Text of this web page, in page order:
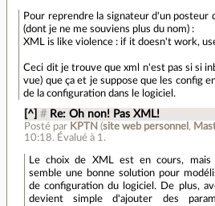
Pour reprendre la signateur d'un posteur
(dont je ne me souviens plus du nom) :
XML is like violence : if it doesn't work,
Ceci dit je trouve que xml n'est pas si si
vue) que ça et je suppose que les config
de la configuration dans le logiciel.
[^] # Re: Oh non! Pas XML!
Posté par KPTN (site web personnel ,
10:18.Évalué à 1.
Le choix de XML est en cours, mais
semble une bonne solution pour
de configuration du logiciel. De plus,
devient simple d'ajouter des